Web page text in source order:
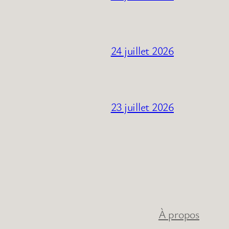
24 juillet 2026
23 juillet 2026
À propos